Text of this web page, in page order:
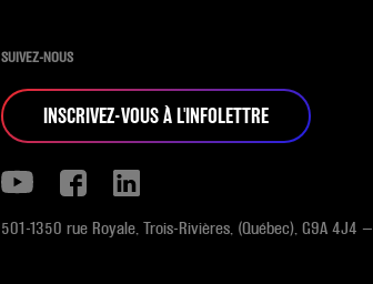
SUIVEZ-NOUS
INSCRIVEZ-VOUS À L'INFOLETTRE
501-1350 rue Royale, Trois-Rivières, (Québec), G9A 4J4 —